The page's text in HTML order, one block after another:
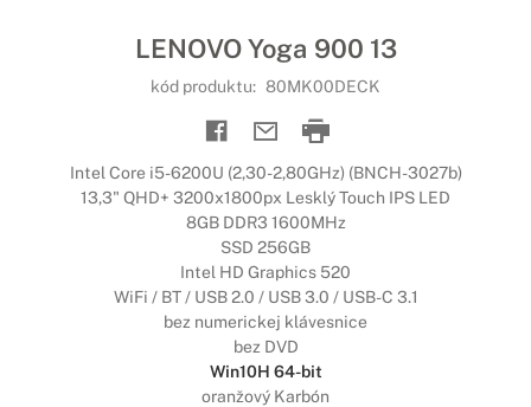
LENOVO Yoga 900 13
kód produktu: 80MK00DECK
Intel Core i5-6200U (2,30-2,80GHz) (BNCH-3027b)
13,3" QHD+ 3200x1800px Lesklý Touch IPS LED
8GB DDR3 1600MHz
SSD 256GB
Intel HD Graphics 520
WiFi / BT / USB 2.0 / USB 3.0 / USB-C 3.1
bez numerickej klávesnice
bez DVD
Win10H 64-bit
oranžový Karbón